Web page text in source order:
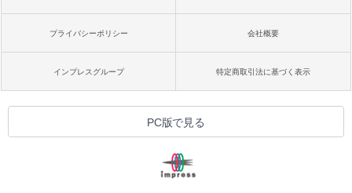
プライバシーポリシー 会社概要
インプレスグループ 特定商取引法に基づく表示
PC版で見る